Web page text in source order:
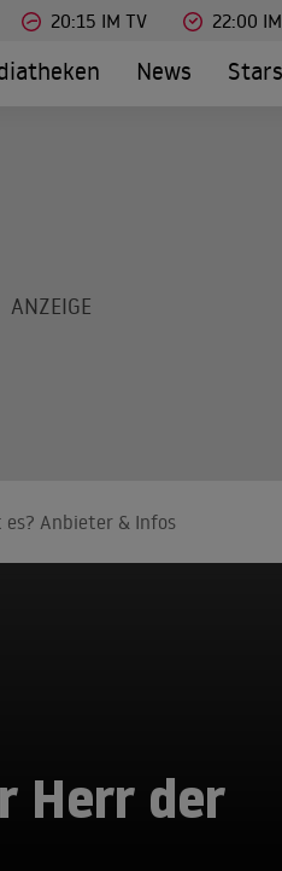
20:15 IM TV 22:00
News Stars
Anbieter & Infos
Herr der